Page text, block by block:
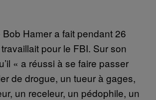
Bob Hamer a fait pendant 26
pour le FBI. Sur son
« a réussi à se faire passer
de drogue, un tueur à gages,
un receleur, un pédophile, un